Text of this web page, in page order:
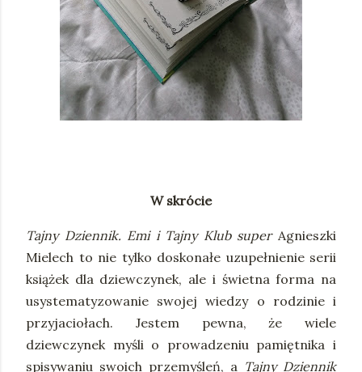
W skrócie
Tajny Dziennik. Emi i Tajny Klub superAgnieszki
Mielech to nie tylko doskonałe uzupełnienie serii
książek dla dziewczynek, ale i świetna forma na
usystematyzowanie swojej wiedzy o rodzinie i
przyjaciołach. Jestem pewna, że wiele
dziewczynek myśli o prowadzeniu pamiętnika i
spisywaniu swoich przemyśleń, a Tajny Dziennik